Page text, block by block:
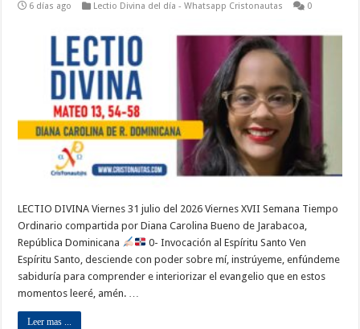
6 días ago Lectio Divina del día - Whatsapp Cristonautas 0
LECTIO DIVINA Viernes 31 julio del 2026 Viernes XVII Semana Tiempo
Ordinario compartida por Diana Carolina Bueno de Jarabacoa,
República Dominicana
0- Invocación al Espíritu Santo Ven
Espíritu Santo, desciende con poder sobre mí, instrúyeme, enfúndeme
sabiduría para comprender e interiorizar el evangelio que en estos
momentos leeré, amén. …
Leer mas ...